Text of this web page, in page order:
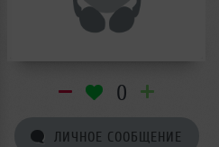
0
ЛИЧНОЕ СООБЩЕНИЕ